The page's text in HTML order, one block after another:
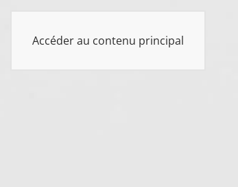
Accéder au contenu principal